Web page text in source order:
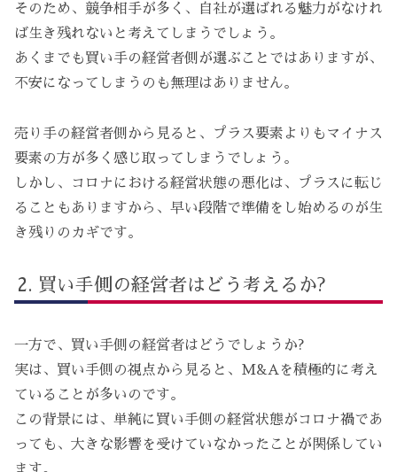
そのため、競争相手が多く、自社が選ばれる魅力がなけれ
ば生き残れないと考えてしまうでしょう。
あくまでも買い手の経営者側が選ぶことではありますが、
不安になってしまうのも無理はありません。
売り手の経営者側から見ると、プラス要素よりもマイナス
要素の方が多く感じ取ってしまうでしょう。
しかし、コロナにおける経営状態の悪化は、プラスに転じ
ることもありますから、早い段階で準備をし始めるのが生
き残りのカギです。
買い手側の経営者はどう考えるか?
一方で、買い手側の経営者はどうでしょうか?
実は、買い手側の視点から見ると、M&Aを積極的に考え
ていることが多いのです。
この背景には、単純に買い手側の経営状態がコロナ禍であ
っても、大きな影響を受けていなかったことが関係してい